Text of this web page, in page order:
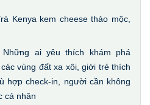
Kenya kem cheese thảo mộc,
Những ai yêu thích khám phá
vùng đất xa xôi, giới trẻ thích
hợp check-in, người cần không
cá nhân